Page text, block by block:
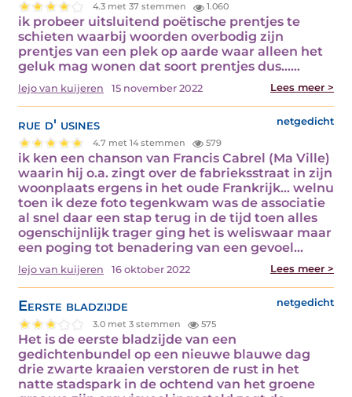
4.3 met 37 stemmen 1.060
ik probeer uitsluitend poëtische prentjes te
schieten waarbij woorden overbodig zijn
prentjes van een plek op aarde waar alleen het
geluk mag wonen dat soort prentjes dus...…
lejo van kuijeren 15 november 2022 Lees meer >
rue d' usines netgedicht
4.7 met 14 stemmen 579
ik ken een chanson van Francis Cabrel (Ma Ville)
waarin hij o.a. zingt over de fabrieksstraat in zijn
woonplaats ergens in het oude Frankrijk... welnu
toen ik deze foto tegenkwam was de associatie
al snel daar een stap terug in de tijd toen alles
ogenschijnlijk trager ging het is weliswaar maar
een poging tot benadering van een gevoel…
lejo van kuijeren 16 oktober 2022 Lees meer >
Eerste bladzijde netgedicht
3.0 met 3 stemmen 575
Het is de eerste bladzijde van een
gedichtenbundel op een nieuwe blauwe dag
drie zwarte kraaien verstoren de rust in het
natte stadspark in de ochtend van het groene